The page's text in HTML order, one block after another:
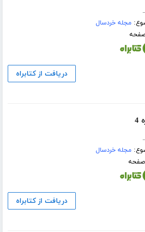
مجله خردسال
دریافت از کتابراه
مجله خردسال
دریافت از کتابراه